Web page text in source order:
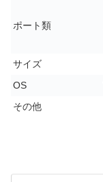
ポート類
サイズ
OS
その他